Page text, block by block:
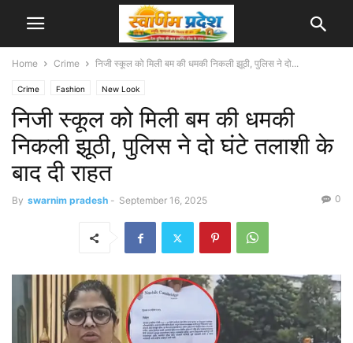
Home Crime निजी स्कूल को मिली बम की धमकी निकली झूठी, पुलिस ने दो...
Crime Fashion New Look
निजी स्कूल को मिली बम की धमकी
निकली झूठी, पुलिस ने दो घंटे तलाशी के
बाद दी राहत
By swarnim pradesh - September 16, 2025 0